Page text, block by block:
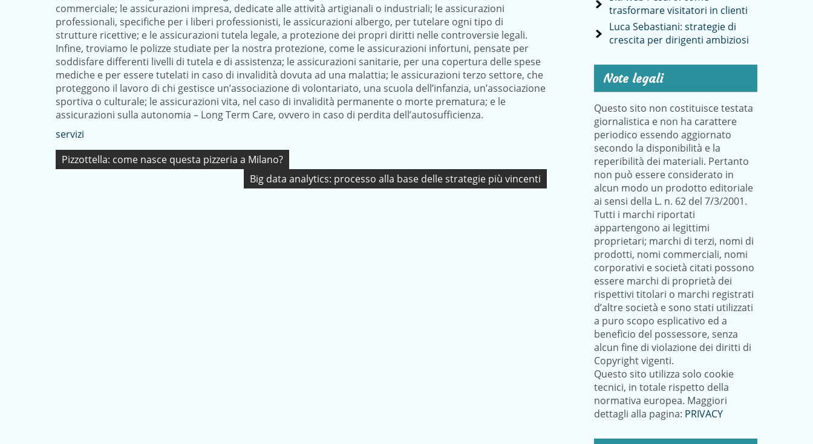
commerciale; le assicurazioni impresa, dedicate alle attività artigianali o industriali; le assicurazioni
professionali, specifiche per i liberi professionisti, le assicurazioni albergo, per tutelare ogni tipo di
strutture ricettive; e le assicurazioni tutela legale, a protezione dei propri diritti nelle controversie legali.
Infine, troviamo le polizze studiate per la nostra protezione, come le assicurazioni infortuni, pensate per
soddisfare differenti livelli di tutela e di assistenza; le assicurazioni sanitarie, per una copertura delle spese
mediche e per essere tutelati in caso di invalidità dovuta ad una malattia; le assicurazioni terzo settore, che
proteggono il lavoro di chi gestisce un’associazione di volontariato, una scuola dell’infanzia, un’associazione
sportiva o culturale; le assicurazioni vita, nel caso di invalidità permanente o morte prematura; e le
assicurazioni sulla autonomia – Long Term Care, ovvero in caso di perdita dell’autosufficienza.
servizi
Navigazione
Pizzottella: come nasce questa pizzeria a Milano?
Big data analytics: processo alla base delle strategie più vincenti
trasformare visitatori in clienti
Luca Sebastiani: strategie di
crescita per dirigenti ambiziosi
Note legali
Questo sito non costituisce testata
giornalistica e non ha carattere
periodico essendo aggiornato
secondo la disponibilità e la
reperibilità dei materiali. Pertanto
non può essere considerato in
alcun modo un prodotto editoriale
ai sensi della L. n. 62 del 7/3/2001.
Tutti i marchi riportati
appartengono ai legittimi
proprietari; marchi di terzi, nomi di
prodotti, nomi commerciali, nomi
corporativi e società citati possono
essere marchi di proprietà dei
rispettivi titolari o marchi registrati
d’altre società e sono stati utilizzati
a puro scopo esplicativo ed a
beneficio del possessore, senza
alcun fine di violazione dei diritti di
Copyright vigenti.
Questo sito utilizza solo cookie
tecnici, in totale rispetto della
normativa europea. Maggiori
dettagli alla pagina: PRIVACY